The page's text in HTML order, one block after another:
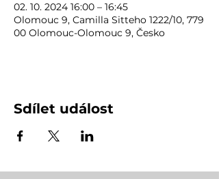
02. 10. 2024 16:00 – 16:45
Olomouc 9, Camilla Sitteho 1222/10, 779
00 Olomouc-Olomouc 9, Česko
Sdílet událost